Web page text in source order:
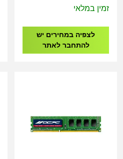
זמין במלאי
לצפיה במחירים יש
להתחבר לאתר